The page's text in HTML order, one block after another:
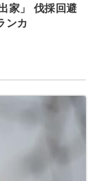
家」 伐採回避
ンカ